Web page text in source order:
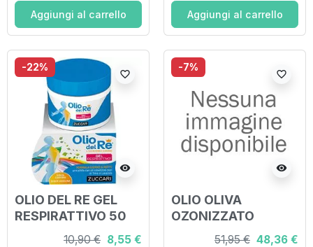
Aggiungi al carrello Aggiungi al carrello
-22%
visibility
favorite_border
OLIO DEL RE GEL
RESPIRATTIVO 50
10,90 € 8,55 €
-7%
visibility
favorite_border
OLIO OLIVA
OZONIZZATO
51,95 € 48,36 €